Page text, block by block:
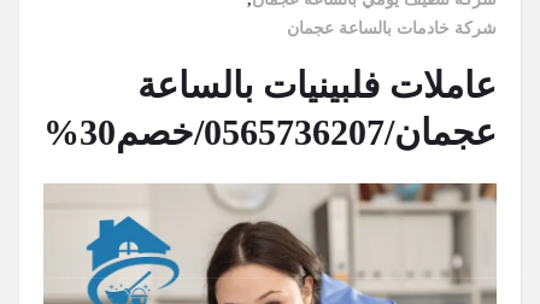
شركة خادمات بالساعة عجمان
عاملات فلبينيات بالساعة
عجمان/0565736207/خصم30%